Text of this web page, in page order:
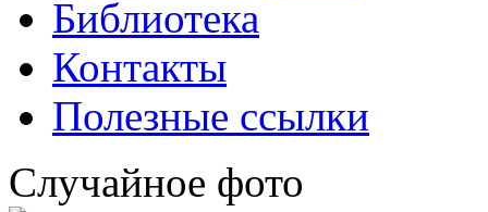
Библиотека
Контакты
Полезные ссылки
Случайное фото